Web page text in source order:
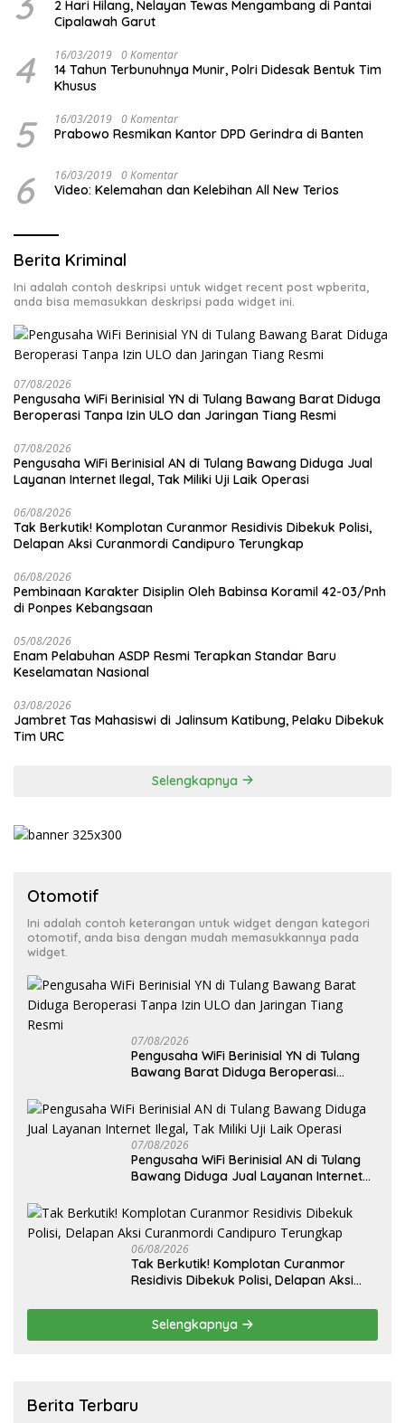
2 Hari Hilang, Nelayan Tewas Mengambang di Pantai
Cipalawah Garut
4 16/03/2019 0 Komentar
14 Tahun Terbunuhnya Munir, Polri Didesak Bentuk Tim
Khusus
5 16/03/2019 0 Komentar
Prabowo Resmikan Kantor DPD Gerindra di Banten
6 16/03/2019 0 Komentar
Video: Kelemahan dan Kelebihan All New Terios
Berita Kriminal
Ini adalah contoh deskripsi untuk widget recent post wpberita,
anda bisa memasukkan deskripsi pada widget ini.
07/08/2026
Pengusaha WiFi Berinisial YN di Tulang Bawang Barat Diduga
Beroperasi Tanpa Izin ULO dan Jaringan Tiang Resmi
07/08/2026
Pengusaha WiFi Berinisial AN di Tulang Bawang Diduga Jual
Layanan Internet Ilegal, Tak Miliki Uji Laik Operasi
06/08/2026
Tak Berkutik! Komplotan Curanmor Residivis Dibekuk Polisi,
Delapan Aksi Curanmordi Candipuro Terungkap
06/08/2026
Pembinaan Karakter Disiplin Oleh Babinsa Koramil 42-03/Pnh
di Ponpes Kebangsaan
05/08/2026
Enam Pelabuhan ASDP Resmi Terapkan Standar Baru
Keselamatan Nasional
03/08/2026
Jambret Tas Mahasiswi di Jalinsum Katibung, Pelaku Dibekuk
Tim URC
Selengkapnya
Otomotif
Ini adalah contoh keterangan untuk widget dengan kategori
otomotif, anda bisa dengan mudah memasukkannya pada
widget.
07/08/2026
Pengusaha WiFi Berinisial YN di Tulang
Bawang Barat Diduga Beroperasi
Resmi
07/08/2026
Pengusaha WiFi Berinisial AN di Tulang
Bawang Diduga Jual Layanan Internet
06/08/2026
Tak Berkutik! Komplotan Curanmor
Residivis Dibekuk Polisi, Delapan Aksi
Selengkapnya
Berita Terbaru